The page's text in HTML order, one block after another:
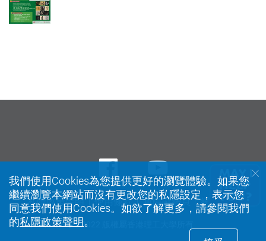
私隱政策聲明 使用條款 無障礙網頁 網站指南
© 2022 版權屬香港理工大學所有
FacebookYoutube
我們使用Cookies為您提供更好的瀏覽體驗。如果您
繼續瀏覽本網站而沒有更改您的私隱設定，表示您
同意我們使用Cookies。如欲了解更多，請參閱我們
的私隱政策聲明。